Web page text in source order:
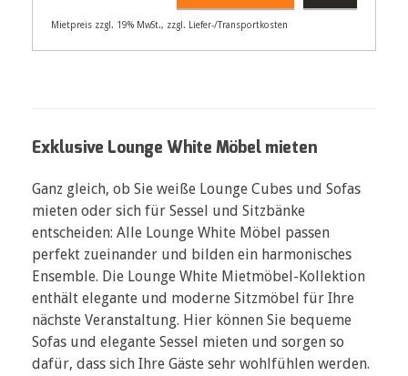
Artikelnummer 33105
Mietpreis zzgl. 19% MwSt., zzgl. Liefer-/Transportkosten
Exklusive Lounge White Möbel mieten
Ganz gleich, ob Sie weiße Lounge Cubes und Sofas
mieten oder sich für Sessel und Sitzbänke
entscheiden: Alle Lounge White Möbel passen
perfekt zueinander und bilden ein harmonisches
Ensemble. Die Lounge White Mietmöbel-Kollektion
enthält elegante und moderne Sitzmöbel für Ihre
nächste Veranstaltung. Hier können Sie bequeme
Sofas und elegante Sessel mieten und sorgen so
dafür, dass sich Ihre Gäste sehr wohlfühlen werden.